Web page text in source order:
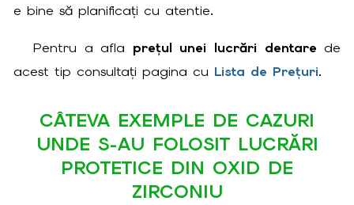
e bine să planificați cu atentie.
Pentru a afla prețul unei lucrări dentare de
acest tip consultați pagina cu Lista de Prețuri.
CÂTEVA EXEMPLE DE CAZURI
UNDE S-AU FOLOSIT LUCRĂRI
PROTETICE DIN OXID DE
ZIRCONIU